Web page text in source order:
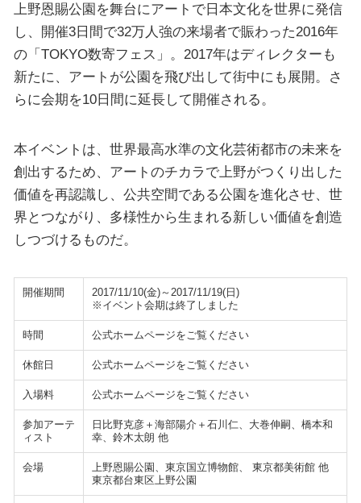
上野恩賜公園を舞台にアートで日本文化を世界に発信
し、開催3日間で32万人強の来場者で賑わった2016年
の「TOKYO数寄フェス」。2017年はディレクターも
新たに、アートが公園を飛び出して街中にも展開。さ
らに会期を10日間に延長して開催される。
本イベントは、世界最高水準の文化芸術都市の未来を
創出するため、アートのチカラで上野がつくり出した
価値を再認識し、公共空間である公園を進化させ、世
界とつながり、多様性から生まれる新しい価値を創造
しつづけるものだ。
開催期間
2017/11/10(金)～2017/11/19(日)
※イベント会期は終了しました
時間 公式ホームページをご覧ください
休館日 公式ホームページをご覧ください
入場料 公式ホームページをご覧ください
参加アーテ
ィスト
日比野克彦＋海部陽介＋石川仁、大巻伸嗣、橋本和
幸、鈴木太朗 他
会場
上野恩賜公園、東京国立博物館、 東京都美術館 他
東京都台東区上野公園